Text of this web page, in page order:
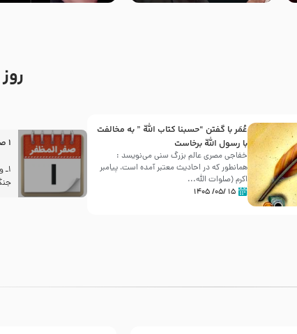
عُمَر با گفتن “حسبنا كتاب اللّه ” به مخالفت
با رسول اللّه برخاست
خفاجی مصری عالم بزرگ سنی می‌نویسد :
همانطور که در احادیث معتبر آمده است، پیامبر
اکرم (صلوات اللّه...
۱۵ /۰۵/ ۱۴۰۵
30 صفر المظفر
شهادت حضرت علی بن موسی الرضا (علیه السلام) در روز
آخـر صفر سـال 203 هـ .ق. هشـتمین اختر تابناک امامت
1 صفر المظفر